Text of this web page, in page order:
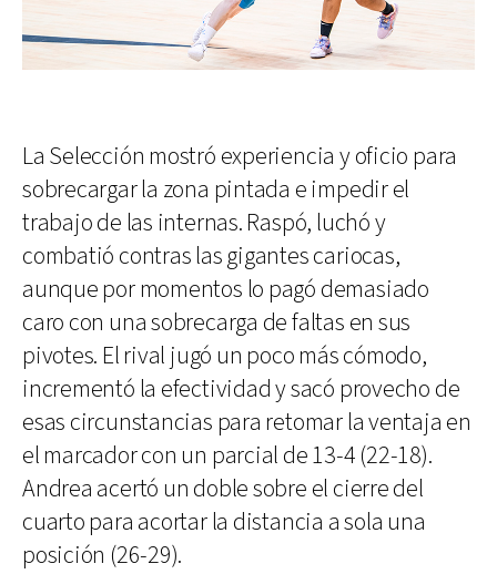
La Selección mostró experiencia y oficio para
sobrecargar la zona pintada e impedir el
trabajo de las internas. Raspó, luchó y
combatió contras las gigantes cariocas,
aunque por momentos lo pagó demasiado
caro con una sobrecarga de faltas en sus
pivotes. El rival jugó un poco más cómodo,
incrementó la efectividad y sacó provecho de
esas circunstancias para retomar la ventaja en
el marcador con un parcial de 13-4 (22-18).
Andrea acertó un doble sobre el cierre del
cuarto para acortar la distancia a sola una
posición (26-29).